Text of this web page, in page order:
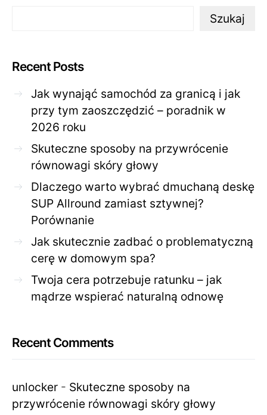
Szukaj
Recent Posts
Jak wynająć samochód za granicą i jak
przy tym zaoszczędzić – poradnik w
2026 roku
Skuteczne sposoby na przywrócenie
równowagi skóry głowy
Dlaczego warto wybrać dmuchaną deskę
SUP Allround zamiast sztywnej?
Porównanie
Jak skutecznie zadbać o problematyczną
cerę w domowym spa?
Twoja cera potrzebuje ratunku – jak
mądrze wspierać naturalną odnowę
Recent Comments
unlocker - Skuteczne sposoby na
przywrócenie równowagi skóry głowy